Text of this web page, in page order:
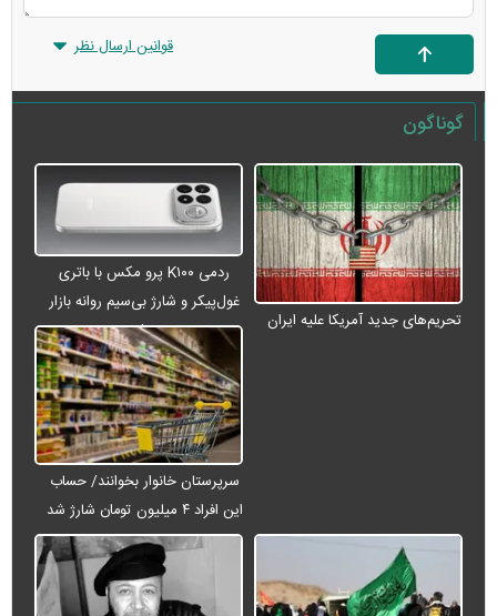
قوانین ارسال نظر
گوناگون
تحریم‌های جدید آمریکا علیه ایران
ردمی K۱۰۰ پرو مکس با باتری
غول‌پیکر و شارژ بی‌سیم روانه بازار
می‌شود
سرپرستان خانوار بخوانند/ حساب
این افراد ۴ میلیون تومان شارژ شد